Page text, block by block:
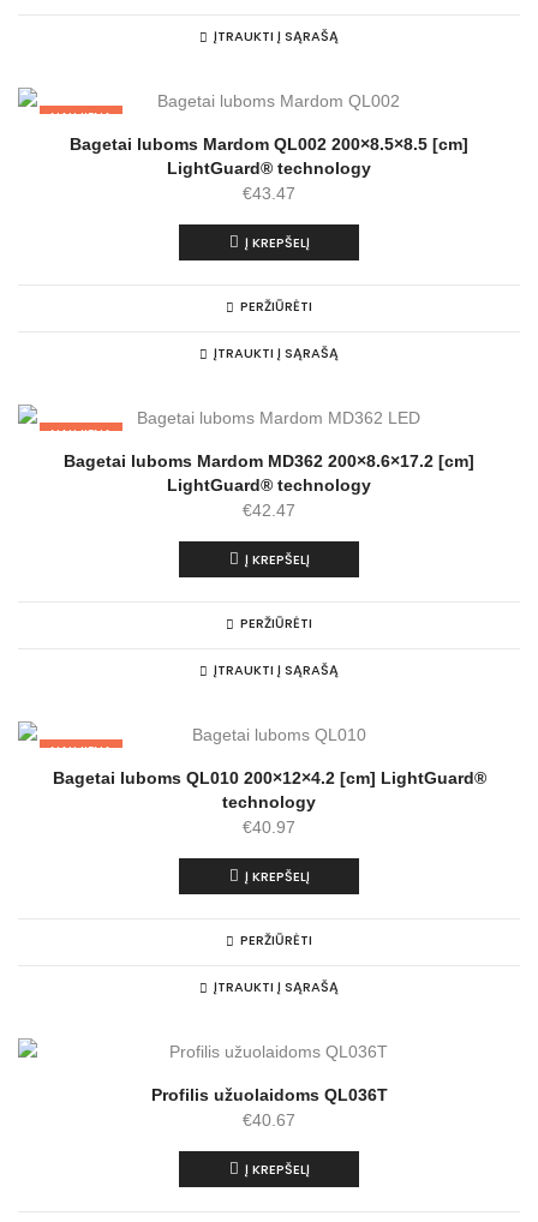
ĮTRAUKTI Į SĄRAŠĄ
NAUJIENA
Bagetai luboms Mardom QL002 200×8.5×8.5 [cm]
LightGuard® technology
€43.47
Į KREPŠELĮ
PERŽIŪRĖTI
ĮTRAUKTI Į SĄRAŠĄ
NAUJIENA
Bagetai luboms Mardom MD362 200×8.6×17.2 [cm]
LightGuard® technology
€42.47
Į KREPŠELĮ
PERŽIŪRĖTI
ĮTRAUKTI Į SĄRAŠĄ
NAUJIENA
Bagetai luboms QL010 200×12×4.2 [cm] LightGuard®
technology
€40.97
Į KREPŠELĮ
PERŽIŪRĖTI
ĮTRAUKTI Į SĄRAŠĄ
Profilis užuolaidoms QL036T
€40.67
Į KREPŠELĮ